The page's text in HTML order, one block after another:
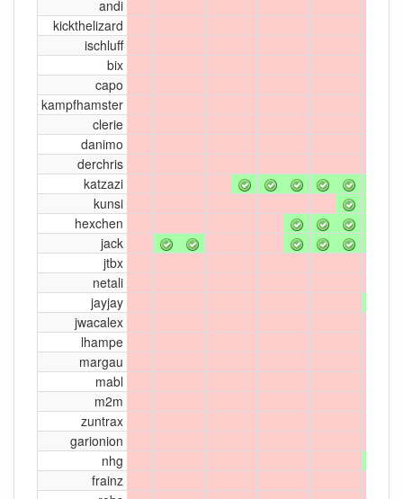
andi
kickthelizard
ischluff
bix
capo
kampfhamster
clerie
danimo
derchris
katzazi
kunsi
hexchen
jack
jtbx
netali
jayjay
jwacalex
lhampe
margau
mabl
m2m
zuntrax
garionion
nhg
frainz